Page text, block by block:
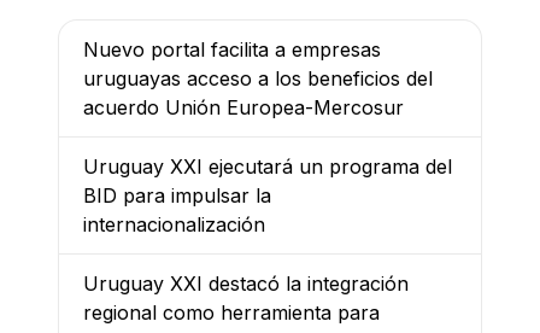
Nuevo portal facilita a empresas
uruguayas acceso a los beneficios del
acuerdo Unión Europea-Mercosur
Uruguay XXI ejecutará un programa del
BID para impulsar la
internacionalización
Uruguay XXI destacó la integración
regional como herramienta para